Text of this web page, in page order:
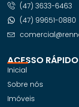
ACESSO RÁPIDO
Inicial
Sobre nós
Imóveis
(47) 3633-6463
(47) 99651-0880